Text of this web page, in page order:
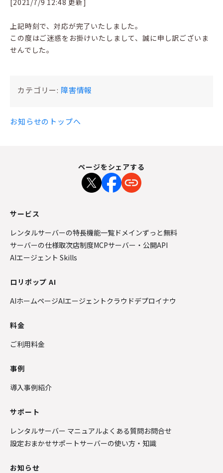
[2021/7/9 12:48 更新]
上記時刻で、対応が完了いたしました。
この度はご迷惑をお掛けいたしまして、誠に申し訳ございま
せんでした。
カテゴリー: 障害情報
お知らせのトップへ
ページをシェアする
サービス
レンタルサーバーの特長機能一覧 ドメインずっと無料
サーバーの仕様取次店制度MCPサーバー・公開API
AIエージェント Skills
ロリポップ AI
AIホームページAIエージェントクラウドデプロイナウ
料金
ご利用料金
事例
導入事例紹介
サポート
レンタルサーバー マニュアルよくある質問お問合せ
設定おまかせサポートサーバーの使い方・知識
お知らせ